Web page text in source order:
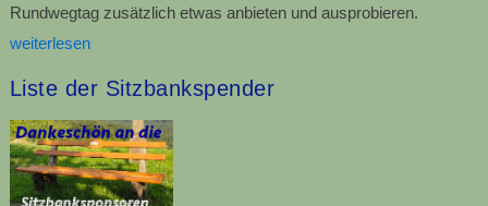
Rundwegtag zusätzlich etwas anbieten und ausprobieren.
weiterlesen
Liste der Sitzbankspender